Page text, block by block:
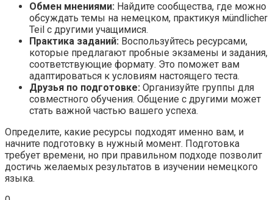
Обмен мнениями: Найдите сообщества, где можно
обсуждать темы на немецком, практикуя мündlicher
Teil с другими учащимися.
Практика заданий: Воспользуйтесь ресурсами,
которые предлагают пробные экзамены и задания,
соответствующие формату. Это поможет вам
адаптироваться к условиям настоящего теста.
Друзья по подготовке: Организуйте группы для
совместного обучения. Общение с другими может
стать важной частью вашего успеха.
Определите, какие ресурсы подходят именно вам, и
начните подготовку в нужный момент. Подготовка
требует времени, но при правильном подходе позволит
достичь желаемых результатов в изучении немецкого
языка.